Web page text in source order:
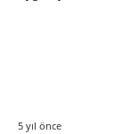
5 yıl önce